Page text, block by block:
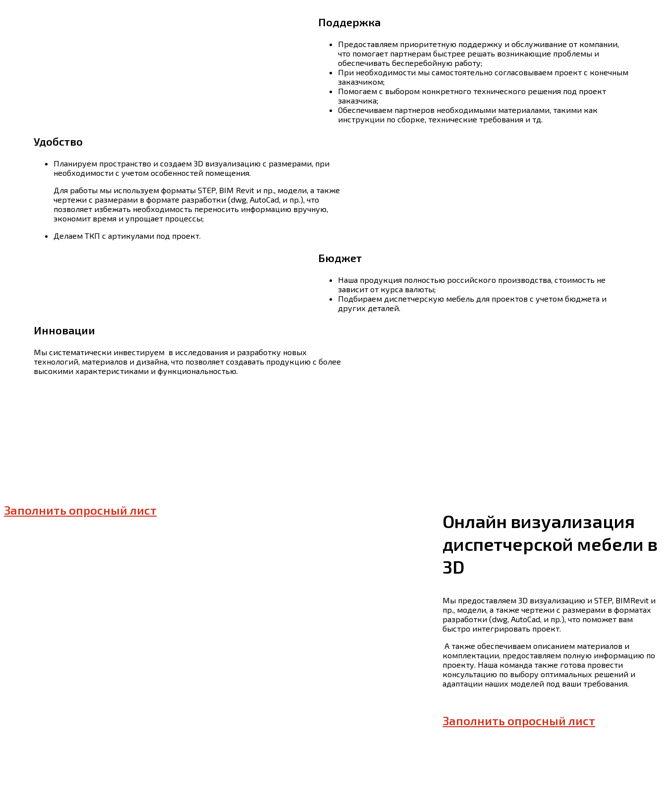
Поддержка
Предоставляем приоритетную поддержку и обслуживание от компании,
что помогает партнерам быстрее решать возникающие проблемы и
обеспечивать бесперебойную работу;
При необходимости мы самостоятельно согласовываем проект с конечным
заказчиком;
Помогаем с выбором конкретного технического решения под проект
заказчика;
Обеспечиваем партнеров необходимыми материалами, такими как
инструкции по сборке, технические требования и тд.
Удобство
Планируем пространство и создаем 3D визуализацию с размерами, при
необходимости с учетом особенностей помещения.
Для работы мы используем форматы STEP, BIM Revit и пр., модели, а также
чертежи с размерами в формате разработки (dwg, AutoCad, и пр.), что
позволяет избежать необходимость переносить информацию вручную,
экономит время и упрощает процессы;
Делаем ТКП с артикулами под проект.
Бюджет
Наша продукция полностью российского производства, стоимость не
зависит от курса валюты;
Подбираем диспетчерскую мебель для проектов с учетом бюджета и
других деталей.
Инновации
Мы систематически инвестируем в исследования и разработку новых
технологий, материалов и дизайна, что позволяет создавать продукцию с более
высокими характеристиками и функциональностью.
Онлайн визуализация
диспетчерской мебели в
3D
Мы предоставляем 3D визуализацию и STEP, BIMRevit и
пр., модели, а также чертежи с размерами в форматах
разработки (dwg, AutoCad, и пр.), что поможет вам
быстро интегрировать проект.
А также обеспечиваем описанием материалов и
комплектации, предоставляем полную информацию по
проекту. Наша команда также готова провести
консультацию по выбору оптимальных решений и
адаптации наших моделей под ваши требования.
Заполнить опросный лист
Заполнить опросный лист